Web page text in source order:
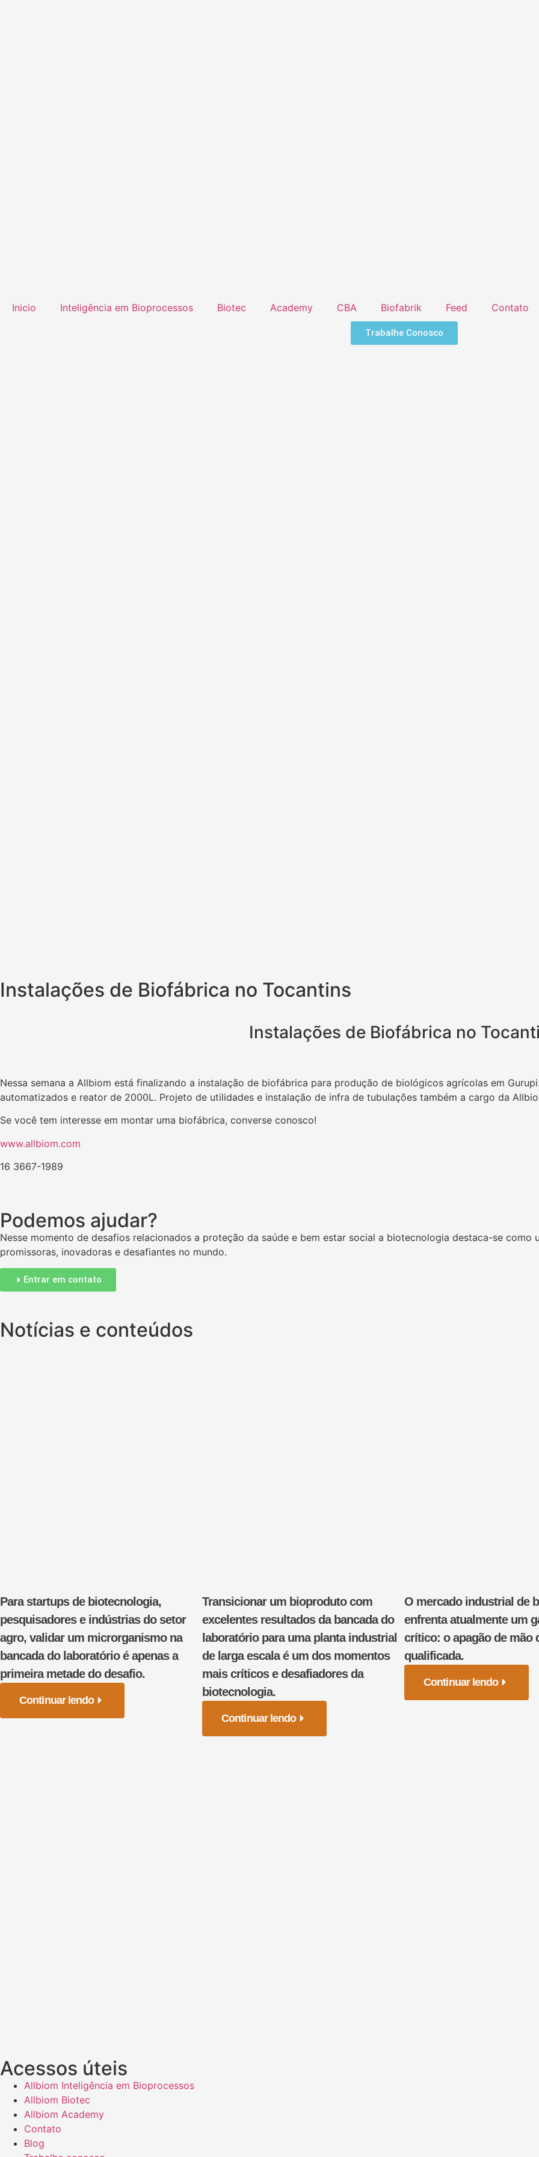
Inicio Inteligência em Bioprocessos Biotec Academy CBA Biofabrik Feed Contato
Trabalhe Conosco
Instalações de Biofábrica no Tocantins
Instalações de Biofábrica no
Nessa semana a Allbiom está finalizando a instalação de biofábrica para produção de biológicos agrícolas em
automatizados e reator de 2000L. Projeto de utilidades e instalação de infra de tubulações também a cargo da
Se você tem interesse em montar uma biofábrica, converse conosco!
www.allbiom.com
16 3667-1989
Podemos ajudar?
Nesse momento de desafios relacionados a proteção da saúde e bem estar social a biotecnologia destaca-se
promissoras, inovadoras e desafiantes no mundo.
Entrar em contato
Notícias e conteúdos
Para startups de biotecnologia,
pesquisadores e indústrias do setor
agro, validar um microrganismo na
bancada do laboratório é apenas a
primeira metade do desafio.
Continuar lendo
Transicionar um bioproduto com
excelentes resultados da bancada do
laboratório para uma planta industrial
de larga escala é um dos momentos
mais críticos e desafiadores da
biotecnologia.
Continuar lendo
O mercado industrial de
enfrenta atualmente um
crítico: o apagão de mão
qualificada.
Continuar lendo
Acessos úteis
Allbiom Inteligência em Bioprocessos
Allbiom Biotec
Allbiom Academy
Contato
Blog